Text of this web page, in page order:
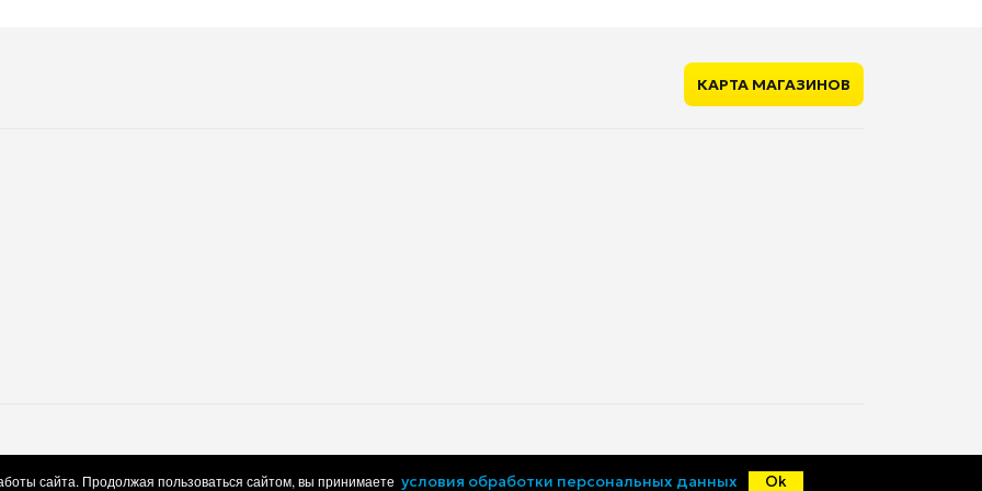
КАРТА МАГАЗИНОВ
персональных данныхПользовательское соглашение
сайта. Продолжая пользоваться сайтом, вы принимаете условия обработки персональных данных Ok